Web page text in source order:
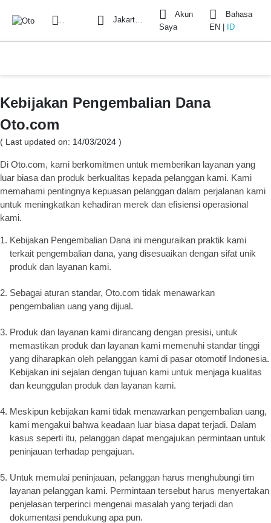
Jakarta Selatan
Akun
Saya
Bahasa
EN
ID
Kebijakan Pengembalian Dana
Oto.com
( Last updated on: 14/03/2024 )
Di Oto.com, kami berkomitmen untuk memberikan layanan yang
luar biasa dan produk berkualitas kepada pelanggan kami. Kami
memahami pentingnya kepuasan pelanggan dalam perjalanan kami
untuk meningkatkan kehadiran merek dan efisiensi operasional
kami.
Kebijakan Pengembalian Dana ini menguraikan praktik kami
terkait pengembalian dana, yang disesuaikan dengan sifat unik
produk dan layanan kami.
Sebagai aturan standar, Oto.com tidak menawarkan
pengembalian uang yang dijual.
Produk dan layanan kami dirancang dengan presisi, untuk
memastikan produk dan layanan kami memenuhi standar tinggi
yang diharapkan oleh pelanggan kami di pasar otomotif Indonesia.
Kebijakan ini sejalan dengan tujuan kami untuk menjaga kualitas
dan keunggulan produk dan layanan kami.
Meskipun kebijakan kami tidak menawarkan pengembalian uang,
kami mengakui bahwa keadaan luar biasa dapat terjadi. Dalam
kasus seperti itu, pelanggan dapat mengajukan permintaan untuk
peninjauan terhadap pengajuan.
Untuk memulai peninjauan, pelanggan harus menghubungi tim
layanan pelanggan kami. Permintaan tersebut harus menyertakan
penjelasan terperinci mengenai masalah yang terjadi dan
dokumentasi pendukung apa pun.